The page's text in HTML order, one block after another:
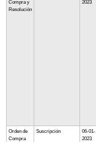
Compra y
Resolución
2023
Orden de
Compra
Suscripción
06-01-
2023